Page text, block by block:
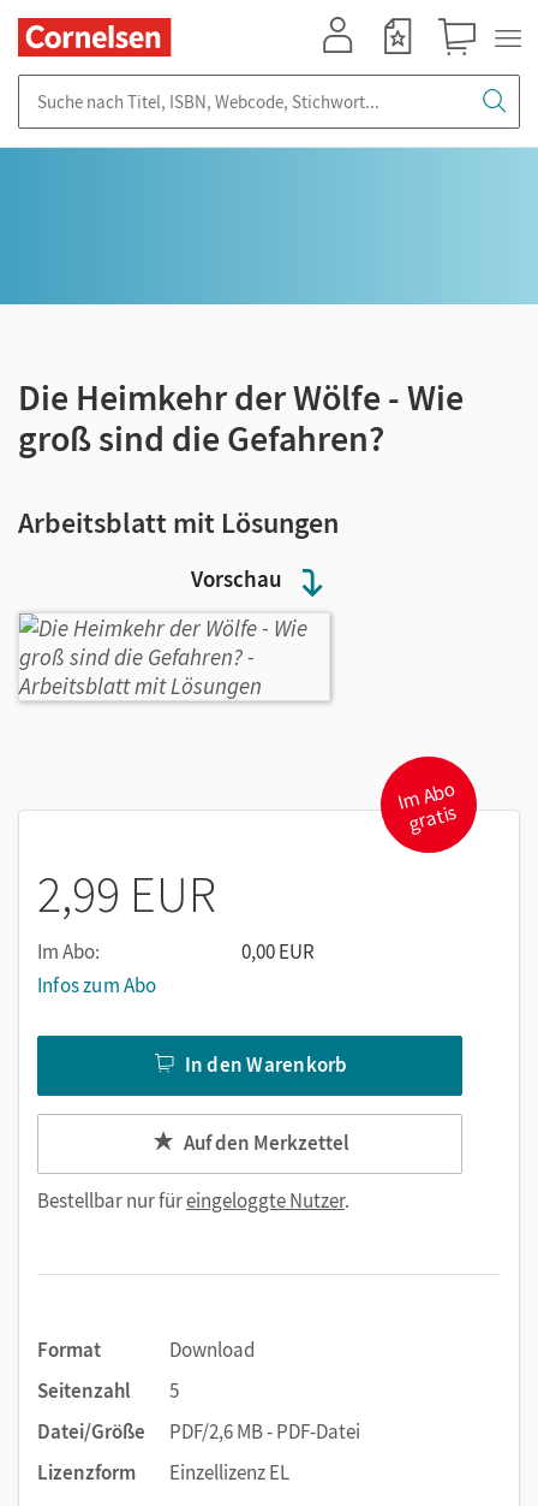
Vorschau
Die Heimkehr der Wölfe - Wie
groß sind die Gefahren?
Arbeitsblatt mit Lösungen
I
m
A
b
o
gr
atis
2,99 EUR
Im Abo:
0,00 EUR
Infos zum Abo
In den Warenkorb
Auf den Merkzettel
Bestellbar nur füreingeloggte Nutzer.
Format
Download
Seitenzahl
5
Datei/Größe
PDF/2,6 MB - PDF-Datei
Lizenzform
Einzellizenz EL